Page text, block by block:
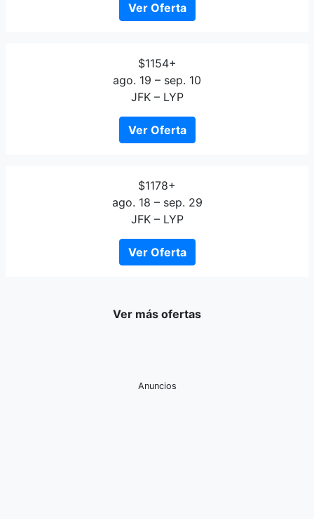
Ver Oferta
$1154+
ago. 19 – sep. 10
JFK – LYP
Ver Oferta
$1178+
ago. 18 – sep. 29
JFK – LYP
Ver Oferta
Ver más ofertas
Anuncios